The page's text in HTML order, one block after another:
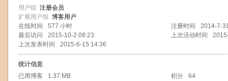
用户组 注册会员
扩展用户组 博客用户
在线时间
577 小时 注册时间
2014-7-
最后访问
2015-10-2 08:23 上次活动时间
上次发表时间
2015-6-15 14:36
统计信息
已用博客
1.37 MB 积分
64